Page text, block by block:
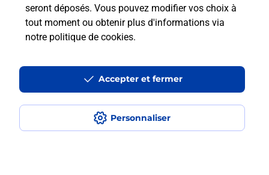
seront déposés. Vous pouvez modifier vos choix à
tout moment ou obtenir plus d'informations via
notre politique de cookies.
Personnaliser
Accepter et fermer
Accessibilité : partiellement conforme
Conditions contractuelles
Mentions légales